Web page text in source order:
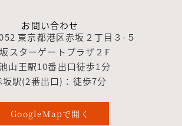
お問い合わせ
東京都港区赤坂２丁目３-５
スターゲートプラザ２F
山王駅10番出口徒歩1分
坂駅(2番出口)：徒歩7分
GoogleMapで開く